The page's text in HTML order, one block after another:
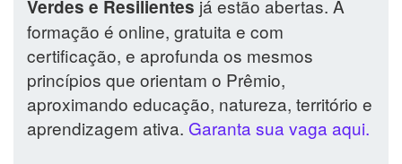
Verdes e Resilientes já estão abertas. A
formação é online, gratuita e com
certificação, e aprofunda os mesmos
princípios que orientam o Prêmio,
aproximando educação, natureza, território e
aprendizagem ativa. Garanta sua vaga aqui.